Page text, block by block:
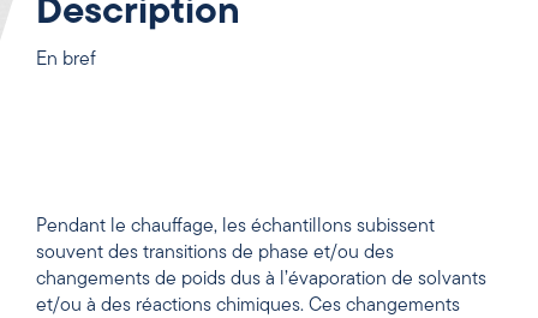
Description
En bref
Pendant le chauffage, les échantillons subissent
souvent des transitions de phase et/ou des
changements de poids dus à l’évaporation de solvants
et/ou à des réactions chimiques. Ces changements